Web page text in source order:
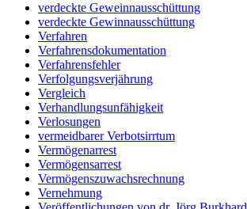
verdeckte Geweinnausschüttung
verdeckte Gewinnausschüttung
Verfahren
Verfahrensdokumentation
Verfahrensfehler
Verfolgungsverjährung
Vergleich
Verhandlungsunfähigkeit
Verlosungen
vermeidbarer Verbotsirrtum
Vermögenarrest
Vermögensarrest
Vermögenszuwachsrechnung
Vernehmung